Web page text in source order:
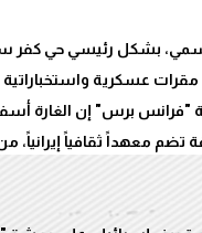
بشكل رئيسي حي
معهداً ثقافياً